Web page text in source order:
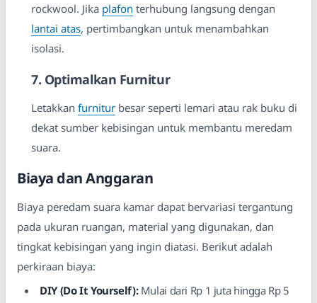
rockwool. Jika plafon terhubung langsung dengan
lantai atas, pertimbangkan untuk menambahkan
isolasi.
7. Optimalkan Furnitur
Letakkan furnitur besar seperti lemari atau rak buku di
dekat sumber kebisingan untuk membantu meredam
suara.
Biaya dan Anggaran
Biaya peredam suara kamar dapat bervariasi tergantung
pada ukuran ruangan, material yang digunakan, dan
tingkat kebisingan yang ingin diatasi. Berikut adalah
perkiraan biaya:
DIY (Do It Yourself):Mulai dari Rp 1 juta hingga Rp 5